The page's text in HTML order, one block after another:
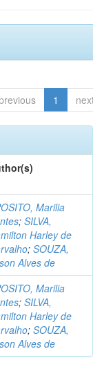
1
Marilia
; SILVA,
Harley de
; SOUZA,
Alves de
Marilia
; SILVA,
Harley de
; SOUZA,
Alves de